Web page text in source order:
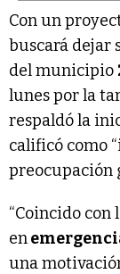
Con un
buscará dejar
del municipio
lunes por la
respaldó la
calificó como
preocupación
“Coincido con
en
una